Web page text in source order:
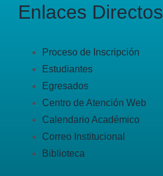
Enlaces Directos
Proceso de Inscripción
Estudiantes
Egresados
Centro de Atención Web
Calendario Académico
Correo Institucional
Biblioteca